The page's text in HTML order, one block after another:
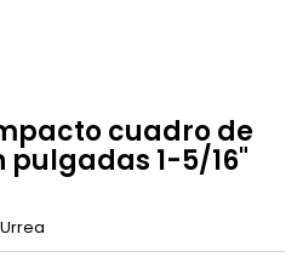
cuadro de
pulgadas 1-5/16"
Urrea